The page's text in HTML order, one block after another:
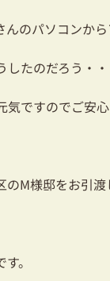
んのパソコンか
たのだろう・・
ですのでご安心
M様邸をお引渡
。